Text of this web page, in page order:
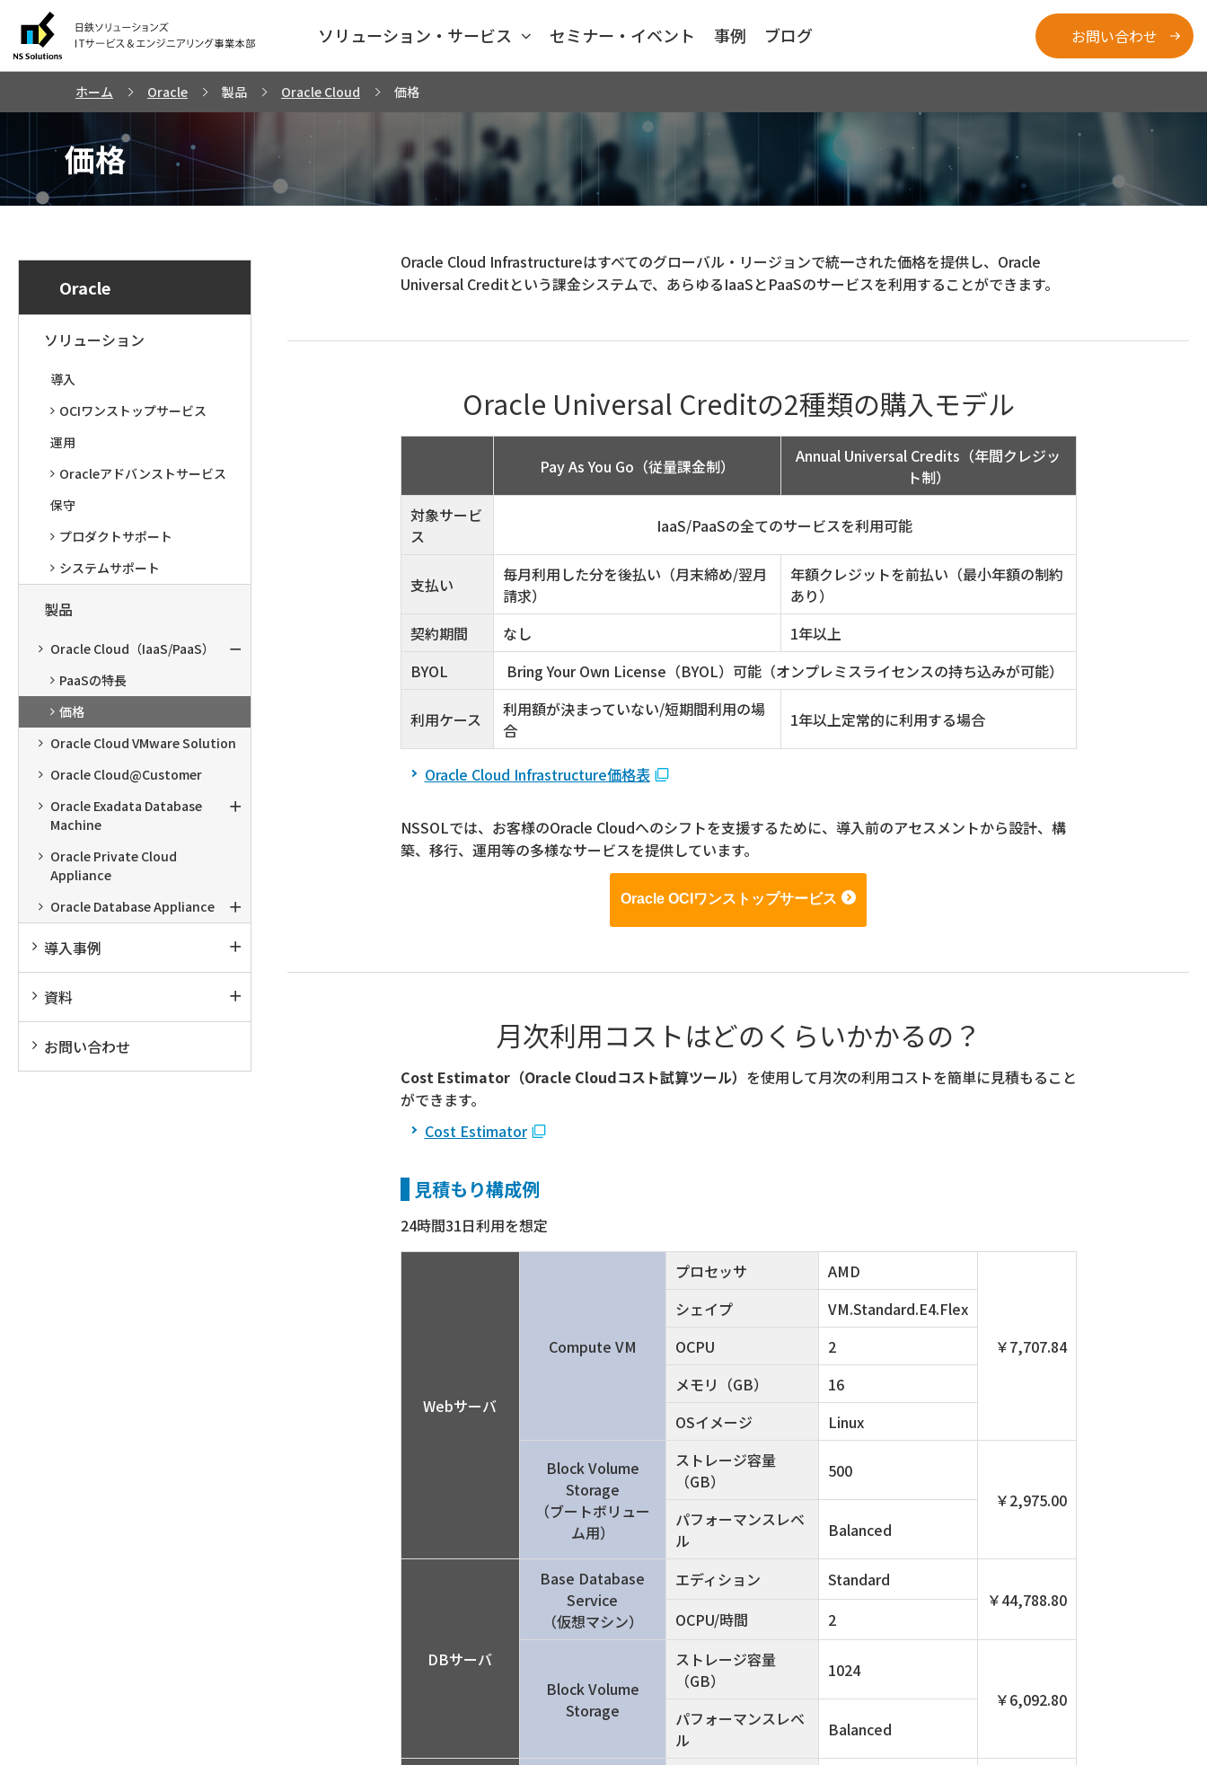
ソリューション・サービス セミナー・イベント 事例 ブログ お問い合わせ
ホーム Oracle 製品 Oracle Cloud 価格
価格
Oracle
ソリューション
導入
OCIワンストップサービス
運用
Oracleアドバンストサービス
保守
プロダクトサポート
システムサポート
製品
Oracle Cloud（IaaS/PaaS）
PaaSの特長
価格
Oracle Cloud VMware Solution
Oracle Cloud@Customer
Oracle Exadata Database
Machine
Oracle Private Cloud
Appliance
Oracle Database Appliance
導入事例
資料
お問い合わせ
Oracle Cloud Infrastructureはすべてのグローバル・リージョンで統一された価格を提供し、Oracle
Universal Creditという課金システムで、あらゆるIaaSとPaaSのサービスを利用することができます。
Oracle Universal Creditの2種類の購入モデル
Pay As You Go（従量課金制）
Annual Universal Credits（年間クレジッ
ト制）
対象サービ
ス
IaaS/PaaSの全てのサービスを利用可能
支払い
毎月利用した分を後払い（月末締め/翌月
請求）
年額クレジットを前払い（最小年額の制約
あり）
契約期間
なし
1年以上
BYOL
Bring Your Own License（BYOL）可能（オンプレミスライセンスの持ち込みが可能）
利用ケース
利用額が決まっていない/短期間利用の場
合
1年以上定常的に利用する場合
Oracle Cloud Infrastructure価格表
NSSOLでは、お客様のOracle Cloudへのシフトを支援するために、導入前のアセスメントから設計、構
築、移行、運用等の多様なサービスを提供しています。
Oracle OCIワンストップサービス
月次利用コストはどのくらいかかるの？
Cost Estimator（Oracle Cloudコスト試算ツール） を使用して月次の利用コストを簡単に見積もること
ができます。
Cost Estimator
見積もり構成例
24時間31日利用を想定
Webサーバ
Compute VM
プロセッサ AMD
￥7,707.84
シェイプ
VM.Standard.E4.Flex
OCPU
2
メモリ（GB）
16
OSイメージ
Linux
Block Volume
Storage
（ブートボリュー
ム用）
ストレージ容量
（GB）
500
￥2,975.00
パフォーマンスレベ
ル
Balanced
DBサーバ
Base Database
Service
（仮想マシン）
エディション
Standard
￥44,788.80
OCPU/時間
2
Block Volume
Storage
ストレージ容量
（GB）
1024
￥6,092.80
パフォーマンスレベ
ル
Balanced